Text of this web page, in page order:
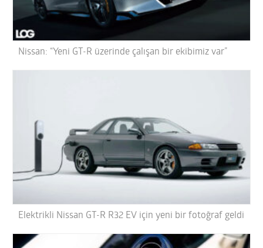
Nissan: “Yeni GT-R üzerinde çalışan bir ekibimiz var”
Elektrikli Nissan GT-R R32 EV için yeni bir fotoğraf geldi